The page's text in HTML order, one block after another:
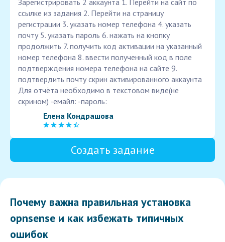
Зарегистрировать 2 аккаунта 1. Перейти на сайт по
ссылке из задания 2. Перейти на страницу
регистрации 3. указать номер телефона 4. указать
почту 5. указать пароль 6. нажать на кнопку
продолжить 7. получить код активации на указанный
номер телефона 8. ввести полученный код в поле
подтверждения номера телефона на сайте 9.
подтвердить почту скрин активированного аккаунта
Для отчёта необходимо в текстовом виде(не
скрином) -емайл: -пароль:
Елена Кондрашова
Создать задание
Почему важна правильная установка
opnsense и как избежать типичных
ошибок